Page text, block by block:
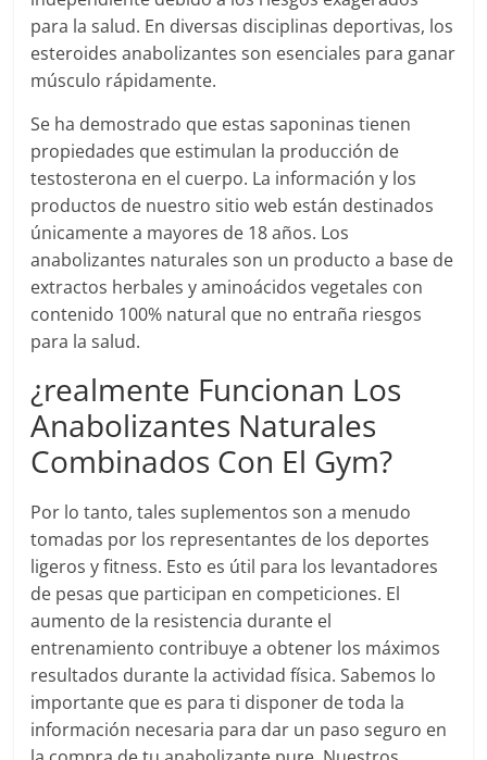
para la salud. En diversas disciplinas deportivas, los
esteroides anabolizantes son esenciales para ganar
músculo rápidamente.
Se ha demostrado que estas saponinas tienen
propiedades que estimulan la producción de
testosterona en el cuerpo. La información y los
productos de nuestro sitio web están destinados
únicamente a mayores de 18 años. Los
anabolizantes naturales son un producto a base de
extractos herbales y aminoácidos vegetales con
contenido 100% natural que no entraña riesgos
para la salud.
¿realmente Funcionan Los
Anabolizantes Naturales
Combinados Con El Gym?
Por lo tanto, tales suplementos son a menudo
tomadas por los representantes de los deportes
ligeros y fitness. Esto es útil para los levantadores
de pesas que participan en competiciones. El
aumento de la resistencia durante el
entrenamiento contribuye a obtener los máximos
resultados durante la actividad física. Sabemos lo
importante que es para ti disponer de toda la
información necesaria para dar un paso seguro en